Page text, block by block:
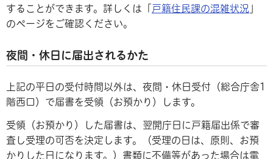
することができます。詳しくは「
戸籍住民課の混雑状況
のページをご確認ください。
夜間・休日に届出されるかた
上記の平日の受付時間以外は、夜間・休日受付（総合庁舎1
階西口）で届書を受領（お預かり）します。
受領（お預かり）した届書は、翌開庁日に戸籍届出係で審
査し受理の可否を決定します。（受理の日は、原則、お預
かりした日になります。）書類に不備等があった場合は電